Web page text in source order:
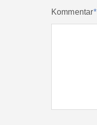
Kommentar*